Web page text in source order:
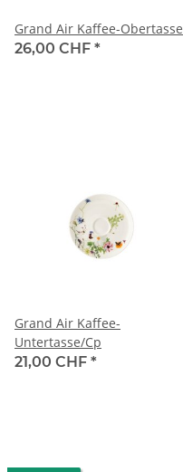
Grand Air Kaffee-Obertasse
26,00 CHF *
Grand Air Kaffee-
Untertasse/Cp
21,00 CHF *